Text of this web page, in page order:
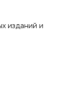
изданий и